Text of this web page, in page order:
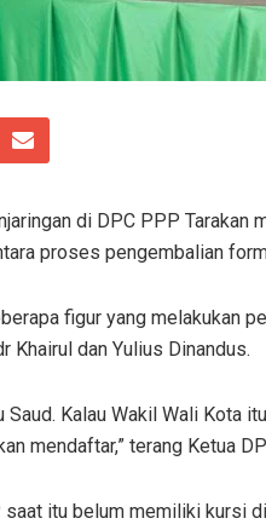
di DPC PPP Tarakan
proses pengembalian
figur yang melakukan
Khairul dan Yulius Dinandus.
Saud. Kalau Wakil Wali Kota
mendaftar,” terang Ketua
itu belum memiliki kursi